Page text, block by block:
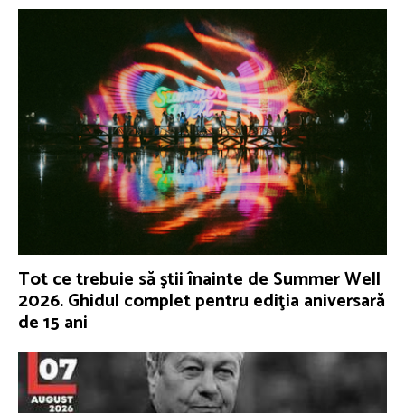
Tot ce trebuie să ştii înainte de Summer Well
2026. Ghidul complet pentru ediţia aniversară
de 15 ani